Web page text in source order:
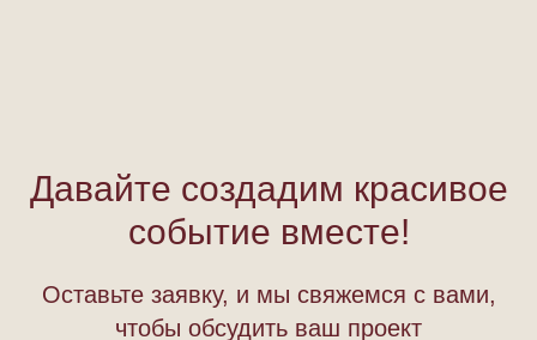
Давайте создадим красивое
событие вместе!
Оставьте заявку, и мы свяжемся с вами,
чтобы обсудить ваш проект